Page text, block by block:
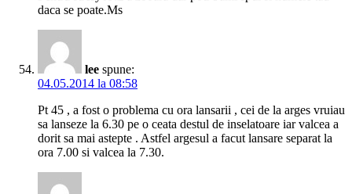
daca se poate.Ms
lee spune:
04.05.2014 la 08:58
Pt 45 , a fost o problema cu ora lansarii , cei de la arges vruiau
sa lanseze la 6.30 pe o ceata destul de inselatoare iar valcea a
dorit sa mai astepte . Astfel argesul a facut lansare separat la
ora 7.00 si valcea la 7.30.